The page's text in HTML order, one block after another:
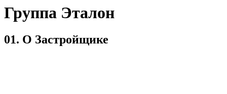
Группа Эталон
01. О Застройщике